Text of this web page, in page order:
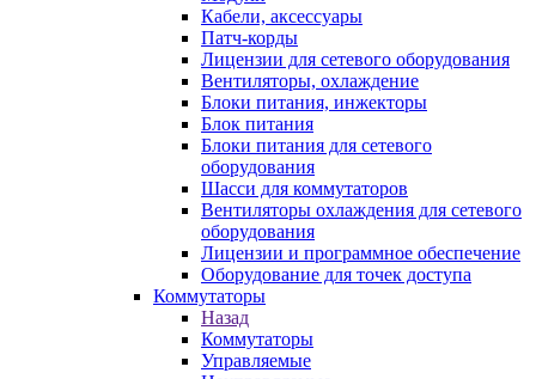
Кабели, аксессуары
Патч-корды
Лицензии для сетевого оборудования
Вентиляторы, охлаждение
Блоки питания, инжекторы
Блок питания
Блоки питания для сетевого
оборудования
Шасси для коммутаторов
Вентиляторы охлаждения для сетевого
оборудования
Лицензии и программное обеспечение
Оборудование для точек доступа
Коммутаторы
Назад
Коммутаторы
Управляемые